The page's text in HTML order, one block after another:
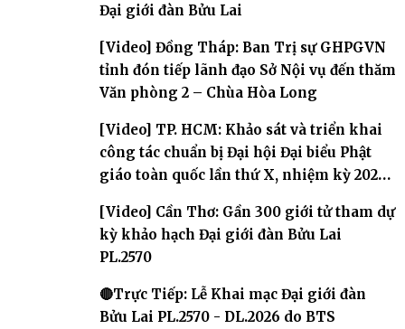
Đại giới đàn Bửu Lai
[Video] Đồng Tháp: Ban Trị sự GHPGVN
tỉnh đón tiếp lãnh đạo Sở Nội vụ đến thăm
Văn phòng 2 – Chùa Hòa Long
[Video] TP. HCM: Khảo sát và triển khai
công tác chuẩn bị Đại hội Đại biểu Phật
giáo toàn quốc lần thứ X, nhiệm kỳ 2026-
[Video] Cần Thơ: Gần 300 giới tử tham dự
kỳ khảo hạch Đại giới đàn Bửu Lai
PL.2570
🔴Trực Tiếp: Lễ Khai mạc Đại giới đàn
Bửu Lai PL.2570 - DL.2026 do BTS